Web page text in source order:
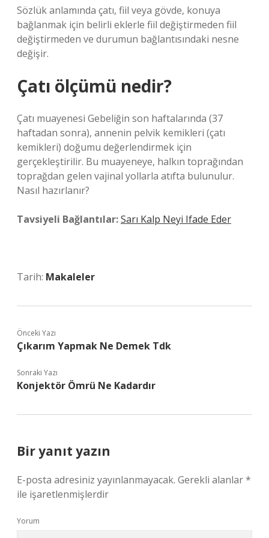
Sözlük anlamında çatı, fiil veya gövde, konuya
bağlanmak için belirli eklerle fiil değiştirmeden fiil
değiştirmeden ve durumun bağlantısındaki nesne
değişir.
Çatı ölçümü nedir?
Çatı muayenesi Gebeliğin son haftalarında (37
haftadan sonra), annenin pelvik kemikleri (çatı
kemikleri) doğumu değerlendirmek için
gerçekleştirilir. Bu muayeneye, halkın toprağından
toprağdan gelen vajinal yollarla atıfta bulunulur.
Nasıl hazırlanır?
Tavsiyeli Bağlantılar:Sarı Kalp Neyi Ifade Eder
Tarih: Makaleler
Önceki Yazı
Çıkarım Yapmak Ne Demek Tdk
Sonraki Yazı
Konjektör Ömrü Ne Kadardır
Bir yanıt yazın
E-posta adresiniz yayınlanmayacak. Gerekli alanlar*
ile işaretlenmişlerdir
Yorum